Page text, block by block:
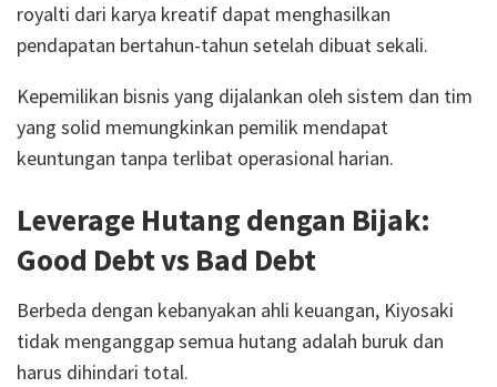
royalti dari karya kreatif dapat menghasilkan
pendapatan bertahun-tahun setelah dibuat sekali.
Kepemilikan bisnis yang dijalankan oleh sistem dan tim
yang solid memungkinkan pemilik mendapat
keuntungan tanpa terlibat operasional harian.
Leverage Hutang dengan Bijak:
Good Debt vs Bad Debt
Berbeda dengan kebanyakan ahli keuangan, Kiyosaki
tidak menganggap semua hutang adalah buruk dan
harus dihindari total.